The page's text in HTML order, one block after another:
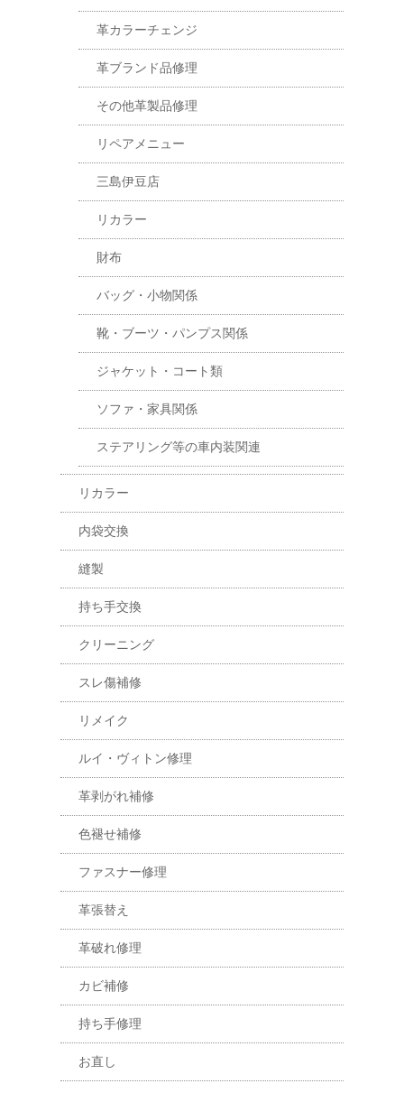
革カラーチェンジ
革ブランド品修理
その他革製品修理
リペアメニュー
三島伊豆店
リカラー
財布
バッグ・小物関係
靴・ブーツ・パンプス関係
ジャケット・コート類
ソファ・家具関係
ステアリング等の車内装関連
リカラー
内袋交換
縫製
持ち手交換
クリーニング
スレ傷補修
リメイク
ルイ・ヴィトン修理
革剥がれ補修
色褪せ補修
ファスナー修理
革張替え
革破れ修理
カビ補修
持ち手修理
お直し